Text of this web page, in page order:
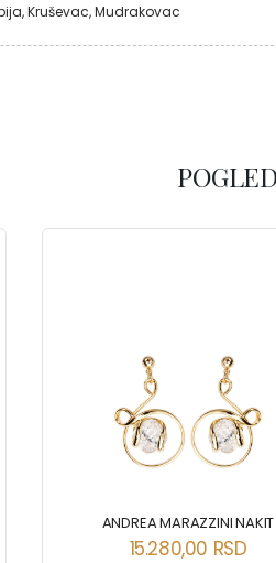
Kruševac, Mudrakovac
ANDREA MARAZZINI NAKIT
15.280,00 RSD